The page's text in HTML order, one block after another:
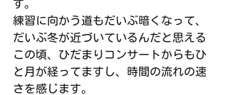
す。
練習に向かう道もだいぶ暗くなって、
だいぶ冬が近づいているんだと思える
この頃、ひだまりコンサートからもひ
と月が経ってますし、時間の流れの速
さを感じます。